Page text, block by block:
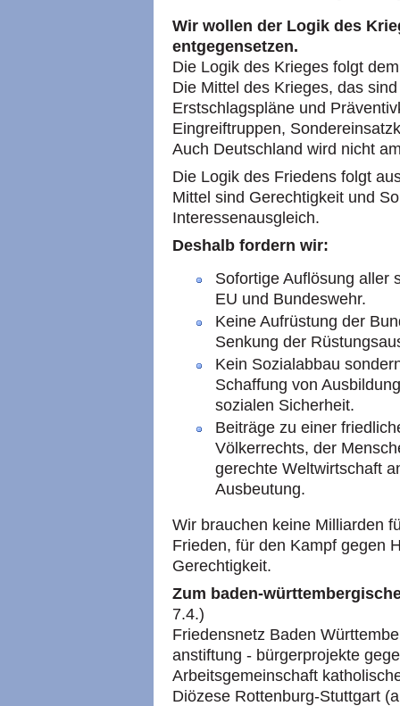
Wir wollen der Logik des
entgegensetzen.
Die Logik des Krieges folgt
Die Mittel des Krieges, das
Erstschlagspläne und
Eingreiftruppen,
Auch Deutschland wird nicht
Die Logik des Friedens folgt
Mittel sind Gerechtigkeit und
Interessenausgleich.
Deshalb fordern wir:
Sofortige Auflösung aller
EU und Bundeswehr.
Keine Aufrüstung der
Senkung der
Kein Sozialabbau
Schaffung von
sozialen Sicherheit.
Beiträge zu einer
Völkerrechts, der
gerechte Weltwirtschaft
Ausbeutung.
Wir brauchen keine Milliarden
Frieden, für den Kampf gegen
Gerechtigkeit.
Zum baden-
7.4.)
Friedensnetz Baden
anstiftung - bürgerprojekte
Arbeitsgemeinschaft
Diözese Rottenburg-Stuttgart